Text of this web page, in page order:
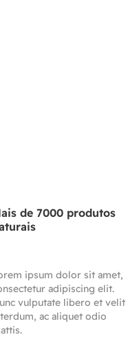
de 7000 produtos
ipsum dolor sit amet,
adipiscing elit.
vulputate libero et velit
ac aliquet odio